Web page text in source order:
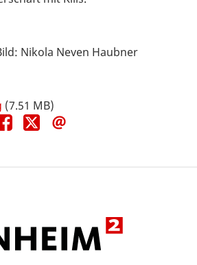
Nikola Neven Haubner
(7.51 MB)
Teile
diese
Teile
diese